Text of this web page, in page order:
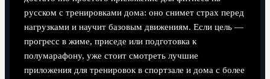
русском с тренировками дома: оно снимет страх перед
нагрузками и научит базовым движениям. Если цель —
прогресс в жиме, приседе или подготовка к
полумарафону, уже стоит смотреть лучшие
приложения для тренировок в спортзале и дома с более